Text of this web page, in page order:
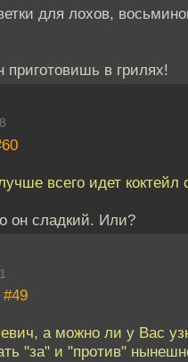
для лохов,
приготовишь в грилях!
всего идет коктейл
он сладкий. Или?
#49
а можно ли у Вас
"за" и "против"